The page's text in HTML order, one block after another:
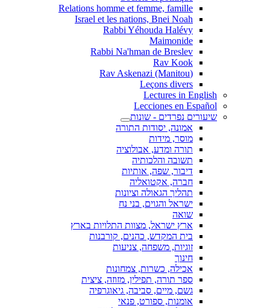
Relations homme et femme, famille
Israel et les nations, Bnei Noah
Rabbi Yéhouda Halévy
Maimonide
Rabbi Na'hman de Breslev
Rav Kook
(Rav Askenazi (Manitou
Leçons divers
Lectures in English
Lecciones en Español
שיעורים נפרדים - שונות
אמונה, יסודות התורה
מוסר, מידות
תורה ומדע, אבולוציה
תשובה והלכותיה
דיבור, שפה, אותיות
חברה, אקטואליה
תהליך הגאולה וציונות
ישראל והגוים, בני נח
שואה
ארץ ישראל, מצוות התלויות בארץ
בית המקדש, כהנים, קורבנות
זוגיות, משפחה, צניעות
חינוך
אכילה, כשרות, צמחונות
ספר תורה, תפילין, מזוזה, ציצית
גשם, מיים, סביבה, גיאוגרפיה
אומנות, ספורט, פנאי